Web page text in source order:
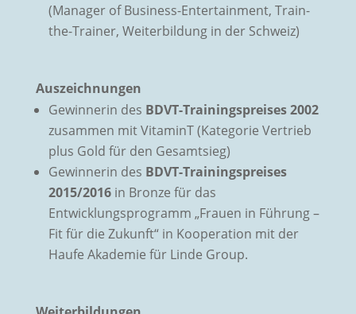
(Manager of Business-Entertainment, Train-
the-Trainer, Weiterbildung in der Schweiz)
Auszeichnungen
Gewinnerin des BDVT-Trainingspreises 2002
zusammen mit VitaminT (Kategorie Vertrieb
plus Gold für den Gesamtsieg)
Gewinnerin des BDVT-Trainingspreises
2015/2016in Bronze für das
Entwicklungsprogramm „Frauen in Führung –
Fit für die Zukunft“ in Kooperation mit der
Haufe Akademie für Linde Group.